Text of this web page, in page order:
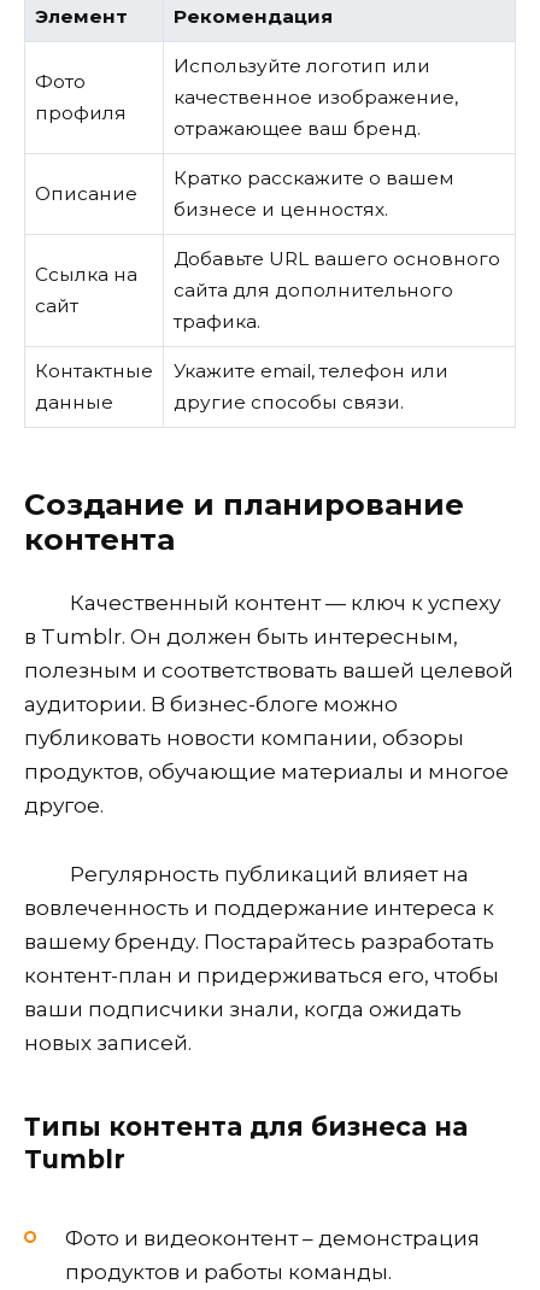
Элемент Рекомендация
Фото
профиля
Используйте логотип или
качественное изображение,
отражающее ваш бренд.
Описание
Кратко расскажите о вашем
бизнесе и ценностях.
Ссылка на
сайт
Добавьте URL вашего основного
сайта для дополнительного
трафика.
Контактные
данные
Укажите email, телефон или
другие способы связи.
Создание и планирование
контента
Качественный контент — ключ к успеху
в Tumblr. Он должен быть интересным,
полезным и соответствовать вашей целевой
аудитории. В бизнес-блоге можно
публиковать новости компании, обзоры
продуктов, обучающие материалы и многое
другое.
Регулярность публикаций влияет на
вовлеченность и поддержание интереса к
вашему бренду. Постарайтесь разработать
контент-план и придерживаться его, чтобы
ваши подписчики знали, когда ожидать
новых записей.
Типы контента для бизнеса на
Tumblr
Фото и видеоконтент – демонстрация
продуктов и работы команды.